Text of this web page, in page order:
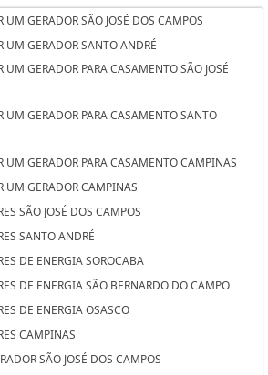
GERADOR SÃO JOSÉ DOS CAMPOS
UM GERADOR SANTO ANDRÉ
GERADOR PARA CASAMENTO SÃO JOSÉ
UM GERADOR PARA CASAMENTO SANTO
UM GERADOR PARA CASAMENTO CAMPINAS
UM GERADOR CAMPINAS
SÃO JOSÉ DOS CAMPOS
SANTO ANDRÉ
DE ENERGIA SOROCABA
DE ENERGIA SÃO BERNARDO DO CAMPO
DE ENERGIA OSASCO
CAMPINAS
SÃO JOSÉ DOS CAMPOS